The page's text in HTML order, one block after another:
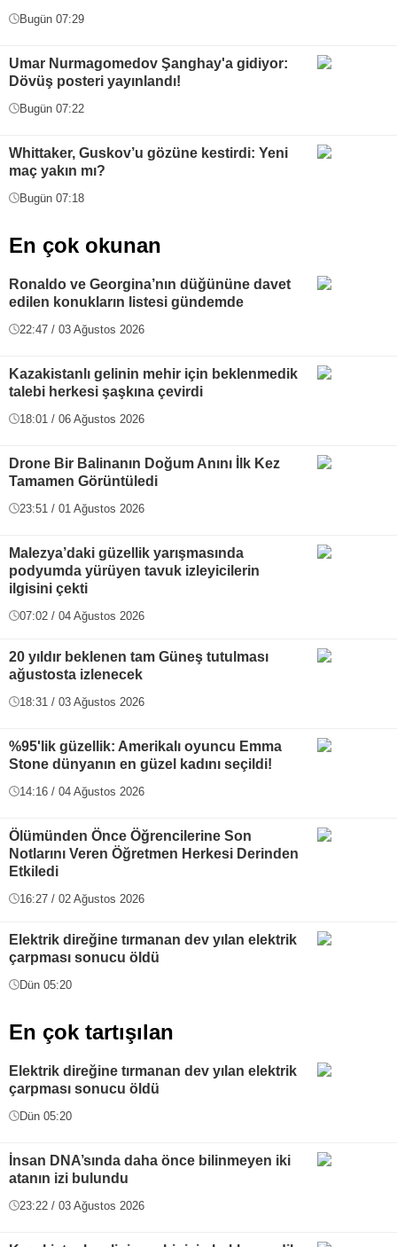
Bugün 07:29
Umar Nurmagomedov Şanghay'a gidiyor:
Dövüş posteri yayınlandı!
Bugün 07:22
Whittaker, Guskov’u gözüne kestirdi: Yeni
maç yakın mı?
Bugün 07:18
En çok okunan
Ronaldo ve Georgina’nın düğününe davet
edilen konukların listesi gündemde
22:47 / 03 Ağustos 2026
Kazakistanlı gelinin mehir için beklenmedik
talebi herkesi şaşkına çevirdi
18:01 / 06 Ağustos 2026
Drone Bir Balinanın Doğum Anını İlk Kez
Tamamen Görüntüledi
23:51 / 01 Ağustos 2026
Malezya’daki güzellik yarışmasında
podyumda yürüyen tavuk izleyicilerin
ilgisini çekti
07:02 / 04 Ağustos 2026
20 yıldır beklenen tam Güneş tutulması
ağustosta izlenecek
18:31 / 03 Ağustos 2026
%95'lik güzellik: Amerikalı oyuncu Emma
Stone dünyanın en güzel kadını seçildi!
14:16 / 04 Ağustos 2026
Ölümünden Önce Öğrencilerine Son
Notlarını Veren Öğretmen Herkesi Derinden
Etkiledi
16:27 / 02 Ağustos 2026
Elektrik direğine tırmanan dev yılan elektrik
çarpması sonucu öldü
Dün 05:20
En çok tartışılan
Elektrik direğine tırmanan dev yılan elektrik
çarpması sonucu öldü
Dün 05:20
İnsan DNA’sında daha önce bilinmeyen iki
atanın izi bulundu
23:22 / 03 Ağustos 2026